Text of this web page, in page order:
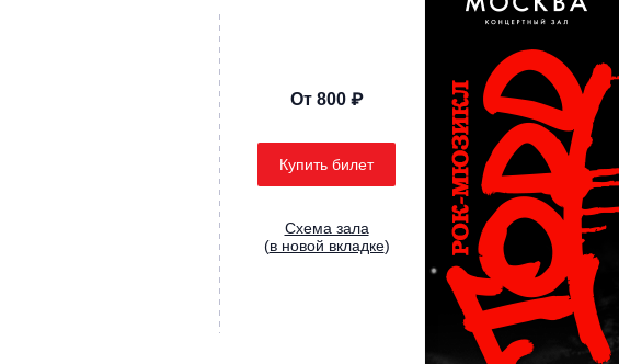
От 800 ₽
Купить билет
Cхема зала
(в новой вкладке)